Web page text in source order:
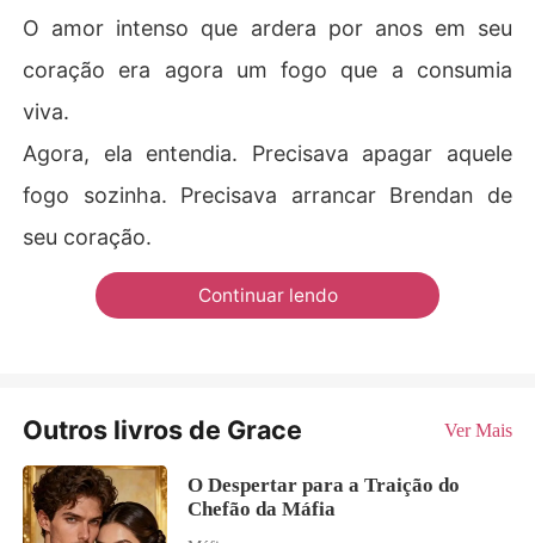
O amor intenso que ardera por anos em seu
coração era agora um fogo que a consumia
viva.
Agora, ela entendia. Precisava apagar aquele
fogo sozinha. Precisava arrancar Brendan de
seu coração.
Continuar lendo
Outros livros de Grace Ver Mais
O Despertar para a Traição do
Chefão da Máfia